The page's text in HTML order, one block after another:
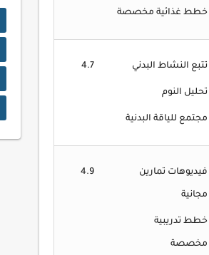
خطط غذائية مخصصة
تتبع النشاط البدني
تحليل النوم
مجتمع للياقة البدنية
4.7
فيديوهات تمارين
مجانية
خطط تدريبية
مخصصة
4.9